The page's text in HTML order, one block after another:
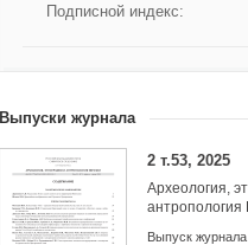
Подписной индекс:
Выпуски журнала
2 т.53, 2025
Археология,
антропология
Выпуск журнала